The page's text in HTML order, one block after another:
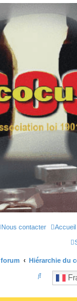
dont l'objet est le
moral pour
Nous contacter Accueil
forum Hiérarchie du
R